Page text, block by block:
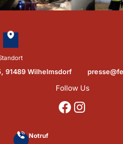
91489 Wilhelmsdorf
Follow Us
https://www.facebook.com/p/Feuerwehr-Wilhelmsdorf-Mfr-100041655560073/?locale=de_DE https://www.instagram.com/feuerwehr_wilhelmsdorf_mfr/
Notruf